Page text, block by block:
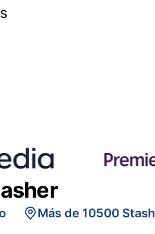
Más de 10500